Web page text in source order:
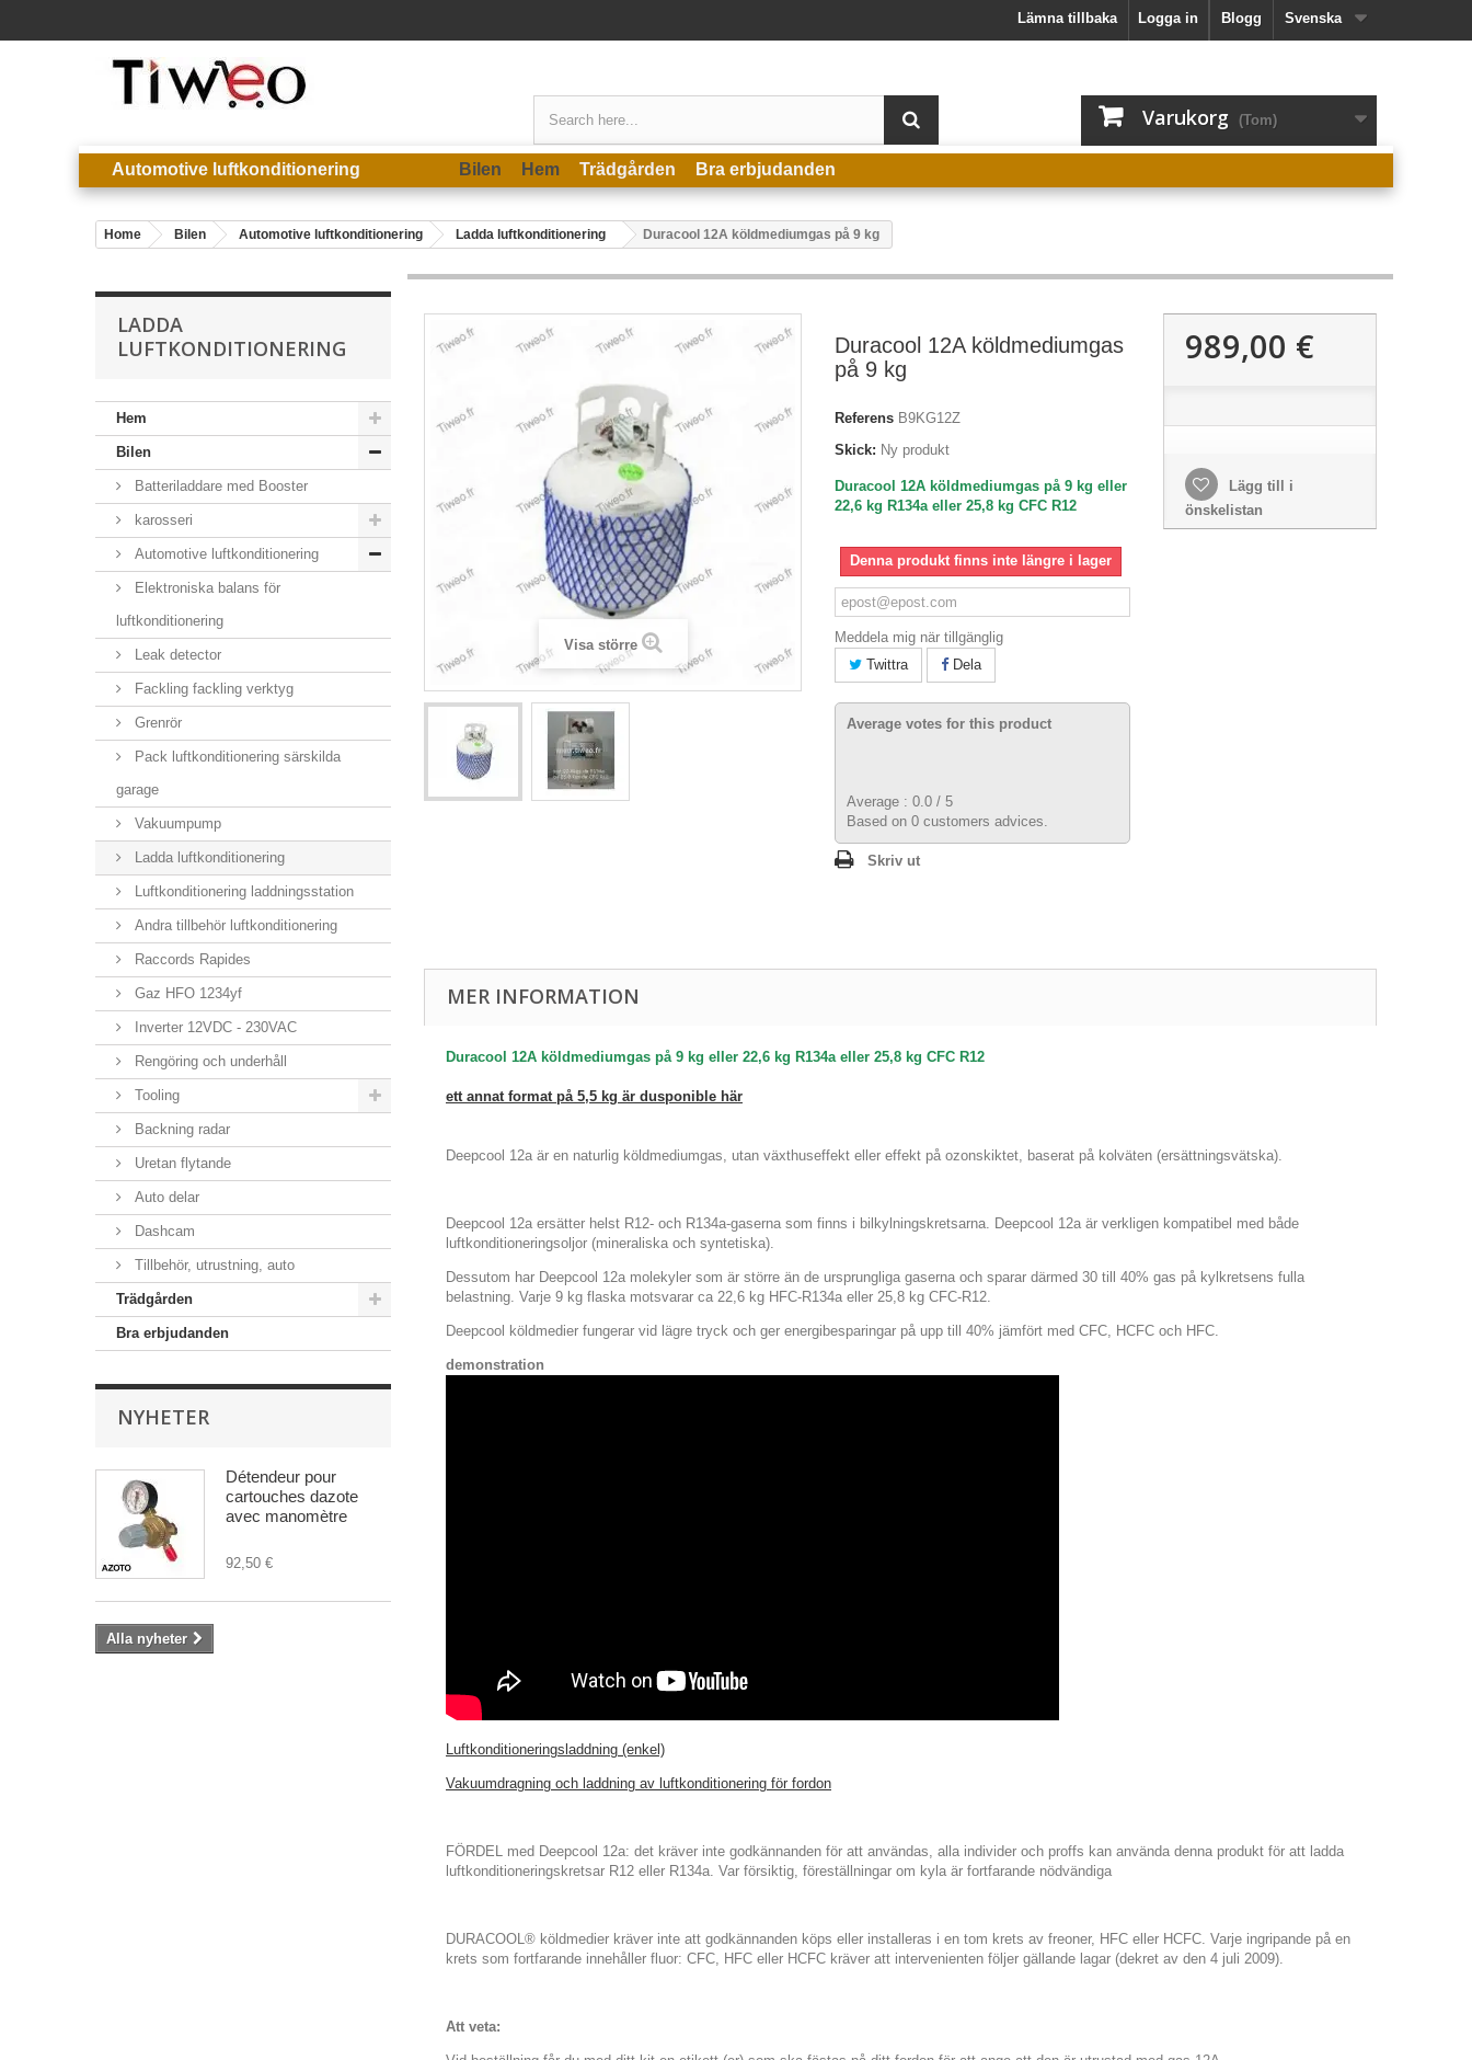
Svenska
Blogg
Logga in
Lämna tillbaka
Varukorg (Tom)
Automotive luftkonditionering Bilen Hem Trädgården Bra erbjudanden
Home Bilen Automotive luftkonditionering Ladda luftkonditionering Duracool 12A köldmediumgas på 9 kg
LADDA
LUFTKONDITIONERING
Hem
Bilen
Batteriladdare med Booster
karosseri
Automotive luftkonditionering
Elektroniska balans för
luftkonditionering
Leak detector
Fackling fackling verktyg
Grenrör
Pack luftkonditionering särskilda
garage
Vakuumpump
Ladda luftkonditionering
Luftkonditionering laddningsstation
Andra tillbehör luftkonditionering
Raccords Rapides
Gaz HFO 1234yf
Inverter 12VDC - 230VAC
Rengöring och underhåll
Tooling
Backning radar
Uretan flytande
Auto delar
Dashcam
Tillbehör, utrustning, auto
Trädgården
Bra erbjudanden
NYHETER
Détendeur pour
cartouches dazote
avec manomètre
92,50 €
Alla nyheter
Visa större
Duracool 12A köldmediumgas
på 9 kg
Referens B9KG12Z
Skick: Ny produkt
Duracool 12A köldmediumgas på 9 kg eller
22,6 kg R134a eller 25,8 kg CFC R12
Denna produkt finns inte längre i lager
Meddela mig när tillgänglig
Twittra
Dela
Average votes for this product
Average : 0.0 / 5
Based on 0 customers advices.
Skriv ut
989,00 €
Lägg till i
önskelistan
MER INFORMATION
Duracool 12A köldmediumgas på 9 kg eller 22,6 kg R134a eller 25,8 kg CFC R12
ett annat format på 5,5 kg är dusponible här
Deepcool 12a är en naturlig köldmediumgas, utan växthuseffekt eller effekt på ozonskiktet, baserat på kolväten (ersättningsvätska).
Deepcool 12a ersätter helst R12- och R134a-gaserna som finns i bilkylningskretsarna. Deepcool 12a är verkligen kompatibel med både
luftkonditioneringsoljor (mineraliska och syntetiska).
Dessutom har Deepcool 12a molekyler som är större än de ursprungliga gaserna och sparar därmed 30 till 40% gas på kylkretsens fulla
belastning. Varje 9 kg flaska motsvarar ca 22,6 kg HFC-R134a eller 25,8 kg CFC-R12.
Deepcool köldmedier fungerar vid lägre tryck och ger energibesparingar på upp till 40% jämfört med CFC, HCFC och HFC.
demonstration
Luftkonditioneringsladdning (enkel)
Vakuumdragning och laddning av luftkonditionering för fordon
FÖRDEL med Deepcool 12a: det kräver inte godkännanden för att användas, alla individer och proffs kan använda denna produkt för att ladda
luftkonditioneringskretsar R12 eller R134a. Var försiktig, föreställningar om kyla är fortfarande nödvändiga
DURACOOL® köldmedier kräver inte att godkännanden köps eller installeras i en tom krets av freoner, HFC eller HCFC. Varje ingripande på en
krets som fortfarande innehåller fluor: CFC, HFC eller HCFC kräver att intervenienten följer gällande lagar (dekret av den 4 juli 2009).
Att veta: